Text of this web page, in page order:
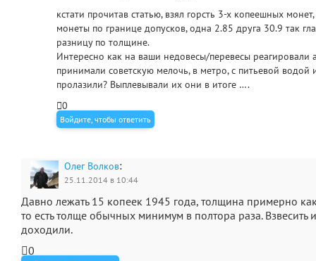
кстати прочитав статью, взял горсть 3-х копеешных
монеты по границе допусков, одна 2.85 друга 30.9 так
разницу по толщине.
Интересно как на ваши недовесы/перевесы реагировали
принимали советскую мелочь, в метро, с питьевой водой
пролазили? Выплевывали их они в итоге ….
0
Войдите, чтобы ответить
Олег Волков:
25.11.2014 в 10:44
Давно лежать 15 копеек 1945 года, толщина примерно
то есть толще обычных минимум в полтора раза. Взвесить
доходили.
0